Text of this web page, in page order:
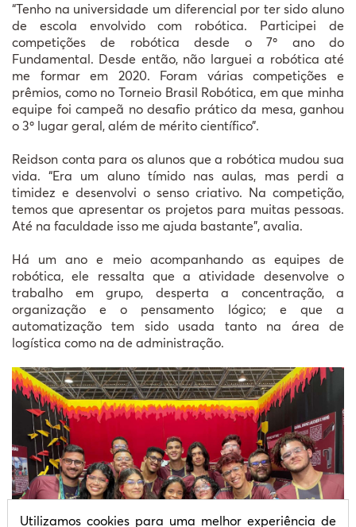
“Tenho na universidade um diferencial por ter sido aluno
de escola envolvido com robótica. Participei de
competições de robótica desde o 7º ano do
Fundamental. Desde então, não larguei a robótica até
me formar em 2020. Foram várias competições e
prêmios, como no Torneio Brasil Robótica, em que minha
equipe foi campeã no desafio prático da mesa, ganhou
o 3º lugar geral, além de mérito científico”.
Reidson conta para os alunos que a robótica mudou sua
vida. “Era um aluno tímido nas aulas, mas perdi a
timidez e desenvolvi o senso criativo. Na competição,
temos que apresentar os projetos para muitas pessoas.
Até na faculdade isso me ajuda bastante”, avalia.
Há um ano e meio acompanhando as equipes de
robótica, ele ressalta que a atividade desenvolve o
trabalho em grupo, desperta a concentração, a
organização e o pensamento lógico; e que a
automatização tem sido usada tanto na área de
logística como na de administração.
Utilizamos cookies para uma melhor experiência de